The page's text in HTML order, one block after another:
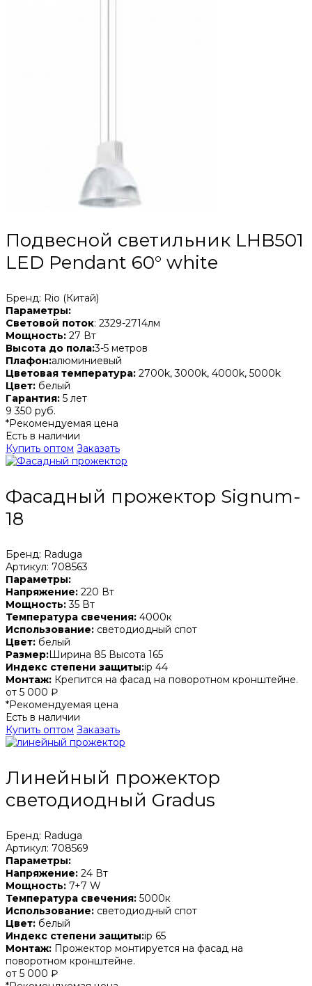
Подвесной светильник LHB501
LED Pendant 60° white
Бренд: Rio (Китай)
Параметры:
Световой поток: 2329-2714лм
Мощность: 27 Вт
Высота до пола:3-5 метров
Плафон:алюминиевый
Цветовая температура: 2700k, 3000k, 4000k, 5000k
Цвет: белый
Гарантия: 5 лет
9 350 руб.
*Рекомендуемая цена
Есть в наличии
Купить оптом Заказать
Фасадный прожектор Signum-
18
Бренд: Raduga
Артикул: 708563
Параметры:
Напряжение: 220 Вт
Мощность:35 Вт
Температура свечения: 4000к
Использование: светодиодный спот
Цвет: белый
Размер:Ширина 85 Высота 165
Индекс степени защиты:ip 44
Монтаж: Крепится на фасад на поворотном кронштейне.
от 5 000 ₽
*Рекомендуемая цена
Есть в наличии
Купить оптом Заказать
Линейный прожектор
светодиодный Gradus
Бренд: Raduga
Артикул: 708569
Параметры:
Напряжение: 24 Вт
Мощность: 7+7 W
Температура свечения: 5000к
Использование: светодиодный спот
Цвет: белый
Индекс степени защиты:ip 65
Монтаж: Прожектор монтируется на фасад на
поворотном кронштейне.
от 5 000 ₽